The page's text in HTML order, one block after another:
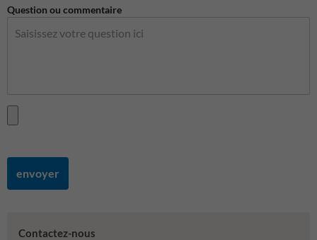
Question ou commentaire
envoyer
Contactez-nous